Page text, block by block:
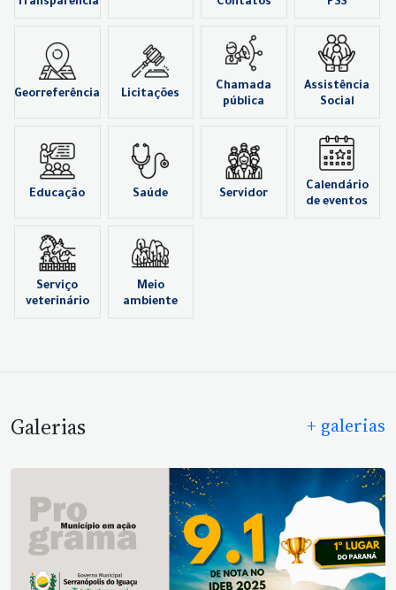
Georreferência Licitações
Chamada
pública
Assistência
Social
Educação Saúde Servidor
Calendário
de eventos
Serviço
veterinário
Meio
ambiente
Galerias + galerias